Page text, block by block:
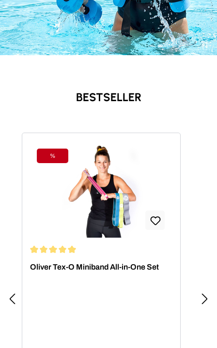
BESTSELLER
Rabatt
%
Oliver Tex-O Miniband All-in-One Set